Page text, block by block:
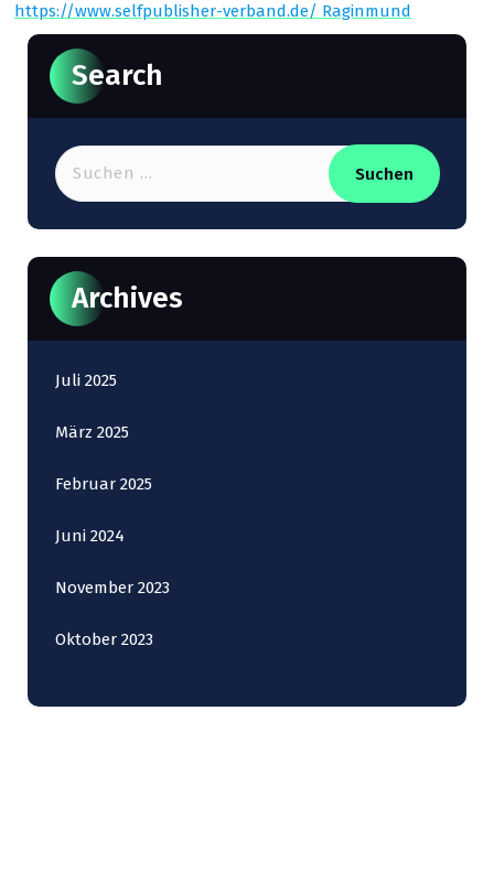
https://www.selfpublisher-verband.de/ Raginmund
Search
Suchen
nach:
Archives
Juli 2025
März 2025
Februar 2025
Juni 2024
November 2023
Oktober 2023